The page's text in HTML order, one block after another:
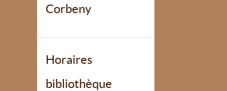
Corbeny
Horaires
bibliothèque